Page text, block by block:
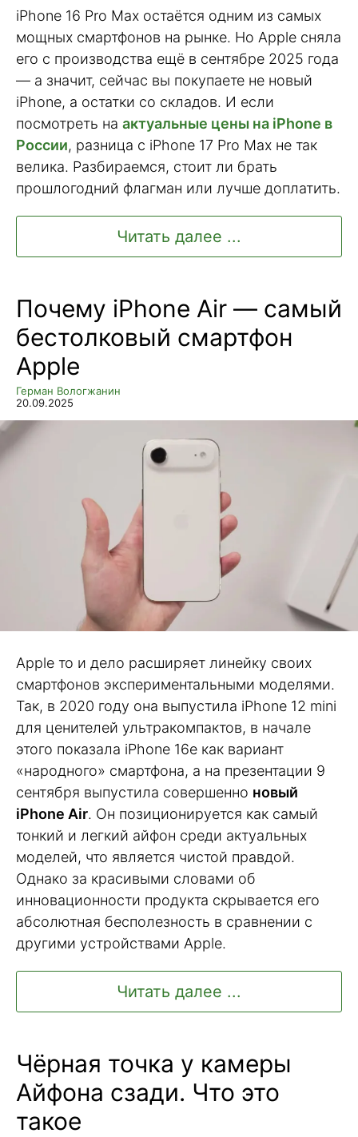
iPhone 16 Pro Max остаётся одним из самых
мощных смартфонов на рынке. Но Apple сняла
его с производства ещё в сентябре 2025 года
— а значит, сейчас вы покупаете не новый
iPhone, а остатки со складов. И если
посмотреть на актуальные цены на iPhone в
России, разница с iPhone 17 Pro Max не так
велика. Разбираемся, стоит ли брать
прошлогодний флагман или лучше доплатить.
Читать далее ...
Почему iPhone Air — самый
бестолковый смартфон
Apple
Герман Вологжанин
20.09.2025
Apple то и дело расширяет линейку своих
смартфонов экспериментальными моделями.
Так, в 2020 году она выпустила iPhone 12 mini
для ценителей ультракомпактов, в начале
этого показала iPhone 16e как вариант
«народного» смартфона, а на презентации 9
сентября выпустила совершенно новый
iPhone Air. Он позиционируется как самый
тонкий и легкий айфон среди актуальных
моделей, что является чистой правдой.
Однако за красивыми словами об
инновационности продукта скрывается его
абсолютная бесполезность в сравнении с
другими устройствами Apple.
Читать далее ...
Чёрная точка у камеры
Айфона сзади. Что это
такое